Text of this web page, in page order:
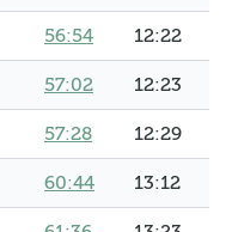
56:54 12:22
57:02 12:23
57:28 12:29
60:44 13:12